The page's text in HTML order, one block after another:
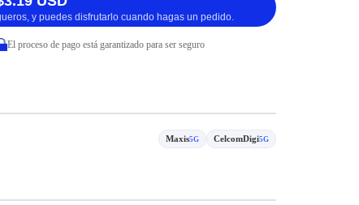
y puedes disfrutarlo cuando hagas un pedido.
El proceso de pago está garantizado para ser seguro
Maxis5G CelcomDigi5G